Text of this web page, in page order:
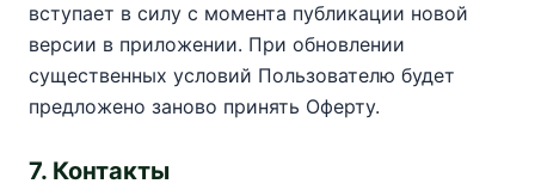
вступает в силу с момента публикации новой
версии в приложении. При обновлении
существенных условий Пользователю будет
предложено заново принять Оферту.
7. Контакты